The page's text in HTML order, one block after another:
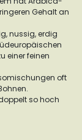
Gehalt an
nussig, erdig
einer feinen
oft
so hoch